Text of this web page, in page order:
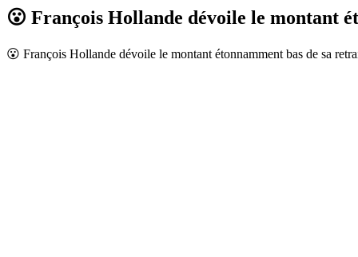
😮 François Hollande dévoile le montant
😮 François Hollande dévoile le montant étonnamment bas de sa